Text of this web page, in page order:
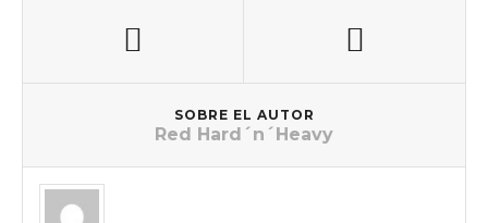
SOBRE EL AUTOR
Red Hard´n´Heavy